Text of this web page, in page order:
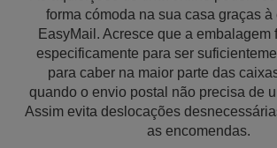
forma cómoda na sua casa graças
EasyMail. Acresce que a embalagem
especificamente para ser
para caber na maior parte das
quando o envio postal não precisa de
Assim evita deslocações
as encomendas.